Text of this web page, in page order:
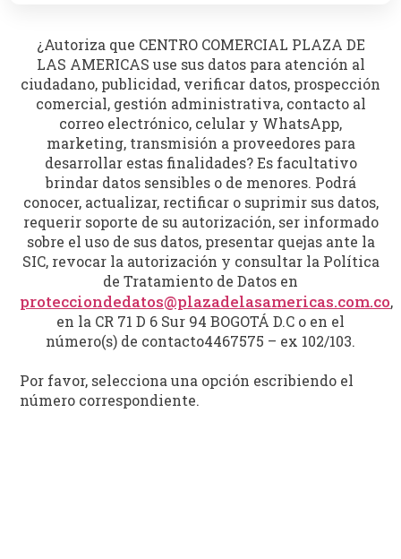
¿Autoriza que CENTRO COMERCIAL PLAZA DE
LAS AMERICAS use sus datos para atención al
ciudadano, publicidad, verificar datos, prospección
comercial, gestión administrativa, contacto al
correo electrónico, celular y WhatsApp,
marketing, transmisión a proveedores para
desarrollar estas finalidades? Es facultativo
brindar datos sensibles o de menores. Podrá
conocer, actualizar, rectificar o suprimir sus datos,
requerir soporte de su autorización, ser informado
sobre el uso de sus datos, presentar quejas ante la
SIC, revocar la autorización y consultar la Política
de Tratamiento de Datos en
protecciondedatos@plazadelasamericas.com.co,
en la CR 71 D 6 Sur 94 BOGOTÁ D.C o en el
número(s) de contacto4467575 – ex 102/103.
Por favor, selecciona una opción escribiendo el
número correspondiente.